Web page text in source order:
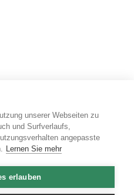
unserer Webseiten zu
und Surfverlaufs,
angepasste
Lernen Sie mehr
erlauben